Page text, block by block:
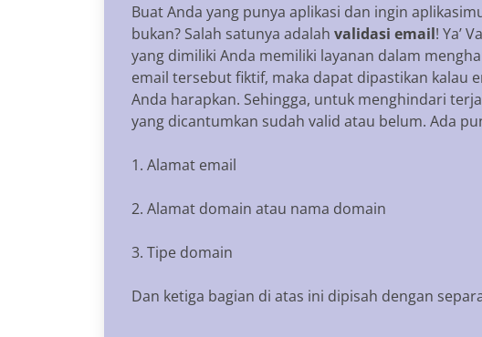
Buat Anda yang punya aplikasi dan ingin
bukan? Salah satunya adalah validasi email! Ya’
yang dimiliki Anda memiliki layanan dalam
email tersebut fiktif, maka dapat dipastikan kalau
Anda harapkan. Sehingga, untuk menghindari
yang dicantumkan sudah valid atau belum. Ada
1. Alamat email
2. Alamat domain atau nama domain
3. Tipe domain
Dan ketiga bagian di atas ini dipisah dengan